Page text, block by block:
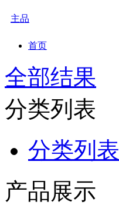
主品
首页
全部结果
分类列表
分类列表
产品展示